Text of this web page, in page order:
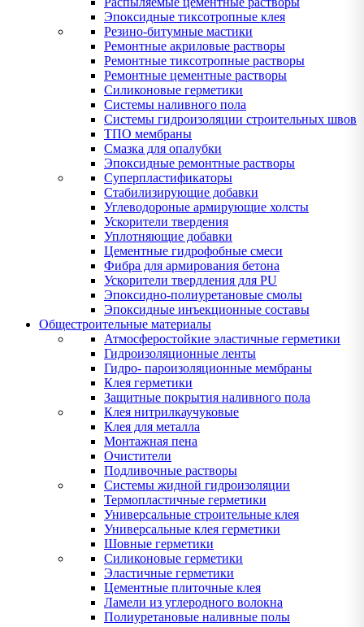
Эпоксидные тиксотропные клея
Резино-битумные мастики
Ремонтные акриловые растворы
Ремонтные тиксотропные растворы
Ремонтные цементные растворы
Силиконовые герметики
Системы наливного пола
Системы гидроизоляции строительных швов
ТПО мембраны
Смазка для опалубки
Эпоксидные ремонтные растворы
Суперпластификаторы
Стабилизирующие добавки
Углеводороные армирующие холсты
Ускорители твердения
Уплотняющие добавки
Цементные гидрофобные смеси
Фибра для армирования бетона
Ускорители твердления для PU
Эпоксидно-полиуретановые смолы
Эпоксидные инъекционные составы
Общестроительные материалы
Атмосферостойкие эластичные герметики
Гидроизоляционные ленты
Гидро- пароизоляционные мембраны
Клея герметики
Защитные покрытия наливного пола
Клея нитрилкаучуковые
Клея для металла
Монтажная пена
Очистители
Подливочные растворы
Системы жидной гидроизоляции
Термопластичные герметики
Универсальные строительные клея
Универсальные клея герметики
Шовные герметики
Силиконовые герметики
Эластичные герметики
Цементные плиточные клея
Ламели из углеродного волокна
Полиуретановые наливные полы